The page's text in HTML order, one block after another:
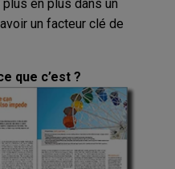
en plus dans un
un facteur clé de
que c’est ?